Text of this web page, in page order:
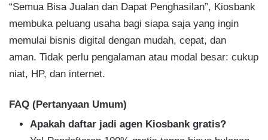
“Semua Bisa Jualan dan Dapat Penghasilan”, Kiosbank
membuka peluang usaha bagi siapa saja yang ingin
memulai bisnis digital dengan mudah, cepat, dan
aman. Tidak perlu pengalaman atau modal besar: cukup
niat, HP, dan internet.
FAQ (Pertanyaan Umum)
Apakah daftar jadi agen Kiosbank gratis?